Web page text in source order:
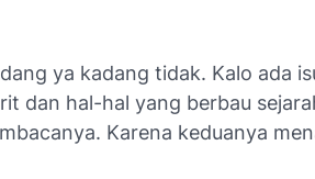
ya kadang tidak. Kalo ada
dan hal-hal yang berbau
Karena keduanya